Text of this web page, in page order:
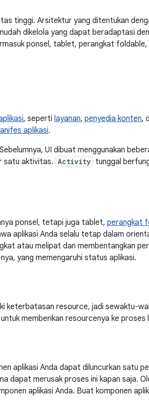
tinggi. Arsitektur yang ditentukan
dikelola yang dapat beradaptasi
ponsel, tablet, perangkat
, seperti layanan, penyedia konten,
aplikasi.
UI dibuat menggunakan
satu aktivitas. Activity tunggal
ponsel, tetapi juga tablet, perangkat
aplikasi Anda selalu tetap dalam
atau melipat dan membentangkan
yang memengaruhi status aplikasi.
keterbatasan resource, jadi sewaktu-
memberikan resourcenya ke proses
aplikasi Anda dapat diluncurkan satu
dapat merusak proses ini kapan saja.
aplikasi Anda. Buat komponen